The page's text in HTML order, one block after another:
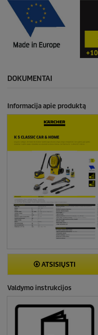
DOKUMENTAI
Informacija apie produktą
ATSISIŲSTI
Valdymo instrukcijos